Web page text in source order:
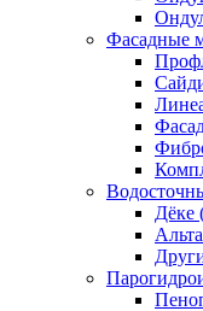
Фасадные
Дёке